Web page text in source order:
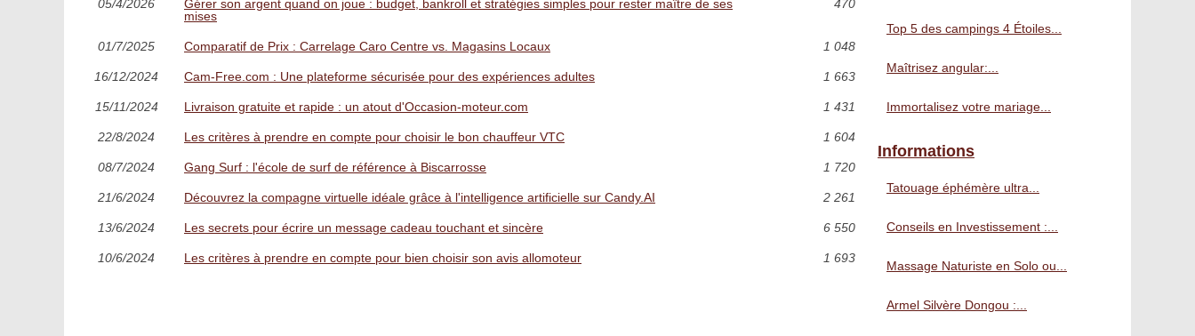
05/4/2026
Gérer son argent quand on joue : budget, bankroll et stratégies simples pour rester maître de ses
mises
470
01/7/2025 Comparatif de Prix : Carrelage Caro Centre vs. Magasins Locaux 1 048
16/12/2024 Cam-Free.com : Une plateforme sécurisée pour des expériences adultes 1 663
15/11/2024 Livraison gratuite et rapide : un atout d'Occasion-moteur.com 1 431
22/8/2024 Les critères à prendre en compte pour choisir le bon chauffeur VTC 1 604
08/7/2024 Gang Surf : l'école de surf de référence à Biscarrosse 1 720
21/6/2024 Découvrez la compagne virtuelle idéale grâce à l'intelligence artificielle sur Candy.AI 2 261
13/6/2024 Les secrets pour écrire un message cadeau touchant et sincère 6 550
10/6/2024 Les critères à prendre en compte pour bien choisir son avis allomoteur 1 693
Top 5 des campings 4 Étoiles...
Maîtrisez angular:...
Immortalisez votre mariage...
Informations
Tatouage éphémère ultra...
Conseils en Investissement :...
Massage Naturiste en Solo ou...
Armel Silvère Dongou :...